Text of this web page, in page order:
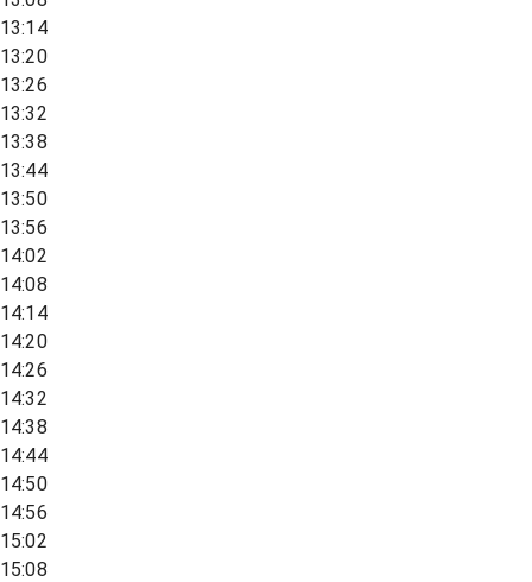
13:14
13:20
13:26
13:32
13:38
13:44
13:50
13:56
14:02
14:08
14:14
14:20
14:26
14:32
14:38
14:44
14:50
14:56
15:02
15:08